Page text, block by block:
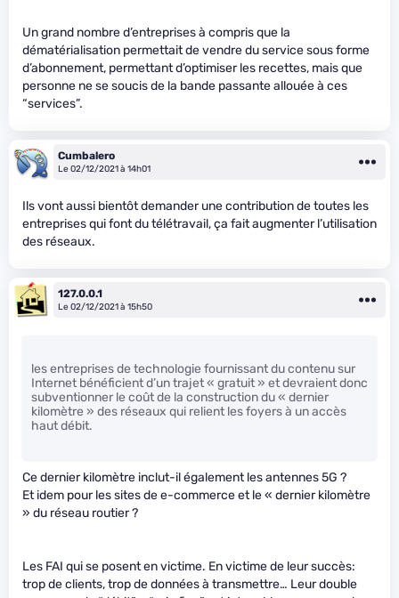
Un grand nombre d’entreprises à compris que la
dématérialisation permettait de vendre du service sous forme
d’abonnement, permettant d’optimiser les recettes, mais que
personne ne se soucis de la bande passante allouée à ces
“services”.
Cumbalero
Le 02/12/2021 à 14h01
Ils vont aussi bientôt demander une contribution de toutes les
entreprises qui font du télétravail, ça fait augmenter l’utilisation
des réseaux.
127.0.0.1
Le 02/12/2021 à 15h50
les entreprises de technologie fournissant du contenu sur
Internet bénéficient d’un trajet « gratuit » et devraient donc
subventionner le coût de la construction du « dernier
kilomètre » des réseaux qui relient les foyers à un accès
haut débit.
Ce dernier kilomètre inclut-il également les antennes 5G ?
Et idem pour les sites de e-commerce et le « dernier kilomètre
» du réseau routier ?
Les FAI qui se posent en victime. En victime de leur succès:
trop de clients, trop de données à transmettre… Leur double